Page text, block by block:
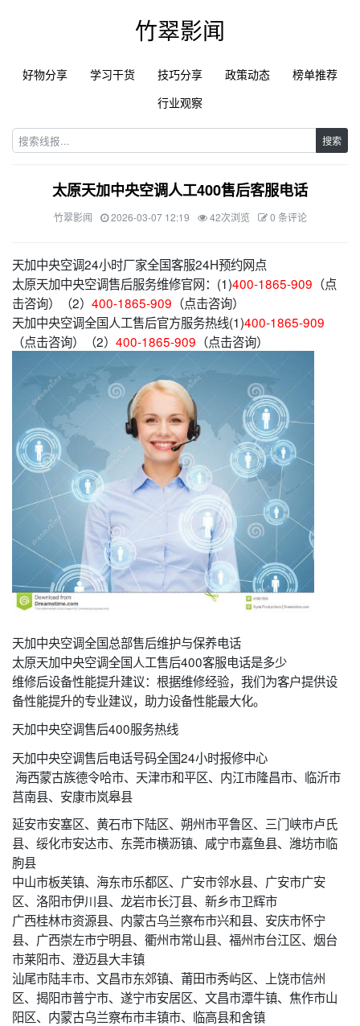
竹翠影闻
好物分享 学习干货 技巧分享 政策动态
榜单推荐
行业观察
搜索
太原天加中央空调人工400售后客服电话
竹翠影闻 2026-03-07 12:19 42次浏览 0 条评论
天加中央空调24小时厂家全国客服24H预约网点
太原天加中央空调售后服务维修官网：(1)400-1865-909 （点
击咨询）（2） 400-1865-909 （点击咨询）
天加中央空调全国人工售后官方服务热线(1)400-1865-909
（点击咨询）（2） 400-1865-909 （点击咨询）
天加中央空调全国总部售后维护与保养电话
太原天加中央空调全国人工售后400客服电话是多少
维修后设备性能提升建议：根据维修经验，我们为客户提供设
备性能提升的专业建议，助力设备性能最大化。
天加中央空调售后400服务热线
天加中央空调售后电话号码全国24小时报修中心
海西蒙古族德令哈市、天津市和平区、内江市隆昌市、临沂市
莒南县、安康市岚皋县
延安市安塞区、黄石市下陆区、朔州市平鲁区、三门峡市卢氏
县、绥化市安达市、东莞市横沥镇、咸宁市嘉鱼县、潍坊市临
朐县
中山市板芙镇、海东市乐都区、广安市邻水县、广安市广安
区、洛阳市伊川县、龙岩市长汀县、新乡市卫辉市
广西桂林市资源县、内蒙古乌兰察布市兴和县、安庆市怀宁
县、广西崇左市宁明县、衢州市常山县、福州市台江区、烟台
市莱阳市、澄迈县大丰镇
汕尾市陆丰市、文昌市东郊镇、莆田市秀屿区、上饶市信州
区、揭阳市普宁市、遂宁市安居区、文昌市潭牛镇、焦作市山
阳区、内蒙古乌兰察布市丰镇市、临高县和舍镇